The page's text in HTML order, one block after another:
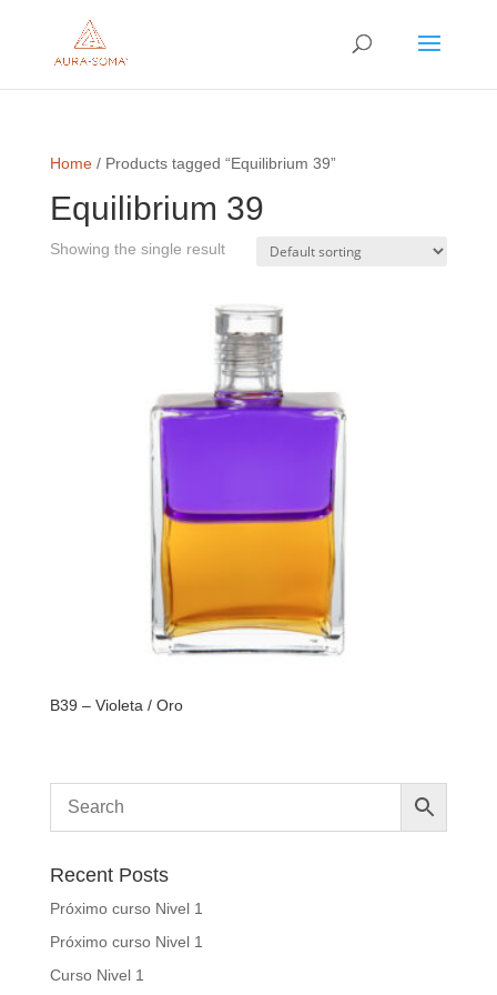
Home/ Products tagged “Equilibrium 39”
Equilibrium 39
Showing the single result
B39 – Violeta / Oro
Recent Posts
Próximo curso Nivel 1
Próximo curso Nivel 1
Curso Nivel 1